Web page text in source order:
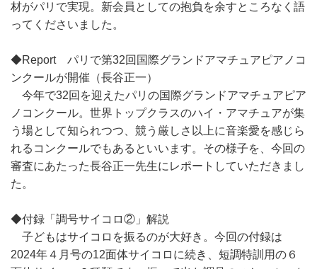
材がパリで実現。新会員としての抱負を余すところなく語
ってくださいました。
◆Report パリで第32回国際グランドアマチュアピアノコ
ンクールが開催（長谷正一）
今年で32回を迎えたパリの国際グランドアマチュアピア
ノコンクール。世界トップクラスのハイ・アマチュアが集
う場として知られつつ、競う厳しさ以上に音楽愛を感じら
れるコンクールでもあるといいます。その様子を、今回の
審査にあたった長谷正一先生にレポートしていただきまし
た。
◆付録「調号サイコロ②」解説
子どもはサイコロを振るのが大好き。今回の付録は
2024年４月号の12面体サイコロに続き、短調特訓用の６